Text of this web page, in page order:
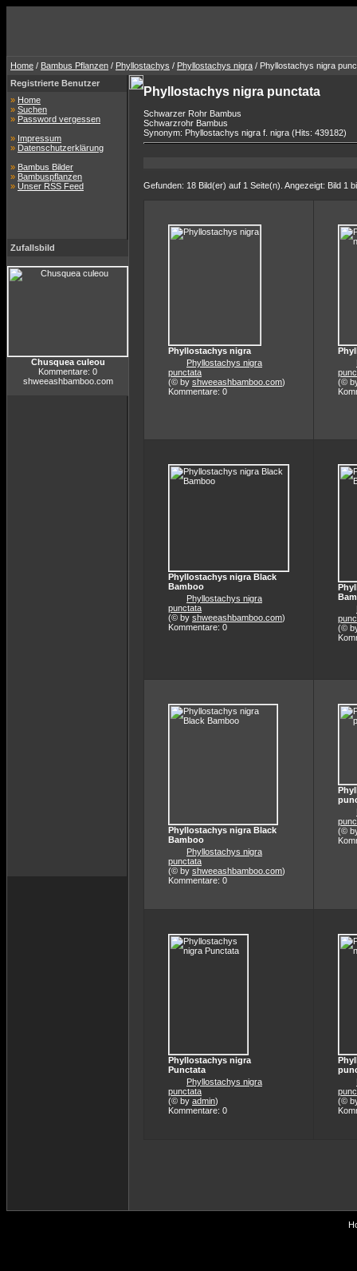
Home / Bambus Pflanzen / Phyllostachys / Phyllostachys nigra / Phyllostachys nigra
Registrierte Benutzer
» Home
» Suchen
» Password vergessen
» Impressum
» Datenschutzerklärung
» Bambus Bilder
» Bambuspflanzen
» Unser RSS Feed
Zufallsbild
Chusquea culeou
Kommentare: 0
shweeashbamboo.com
Phyllostachys nigra punctata
Schwarzer Rohr Bambus
Schwarzrohr Bambus
Synonym: Phyllostachys nigra f. nigra (Hits: 439182)
Gefunden: 18 Bild(er) auf 1 Seite(n). Angezeigt: Bild 1
Phyllostachys nigra
Phyllostachys nigra
punctata
(© by shweeashbamboo.com)
Kommentare: 0
(©
Phyllostachys nigra Black
Bamboo
Phyllostachys nigra
punctata
(© by shweeashbamboo.com)
Kommentare: 0
(©
Phyllostachys nigra Black
Bamboo
Phyllostachys nigra
punctata
(© by shweeashbamboo.com)
Kommentare: 0
(©
Phyllostachys nigra
Punctata
Phyllostachys nigra
punctata
(© by admin)
Kommentare: 0
(©